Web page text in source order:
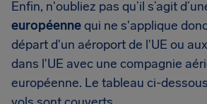
Enfin, n'oubliez pas qu’il s’agit
européennequi ne s'applique
départ d'un aéroport de l'UE ou
dans l'UE avec une compagnie
européenne. Le tableau ci-